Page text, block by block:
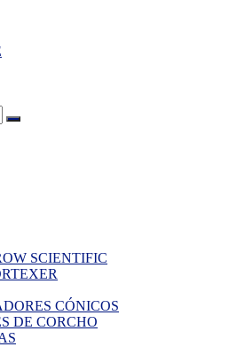
SCIENTIFIC
CÓNICOS
DE CORCHO